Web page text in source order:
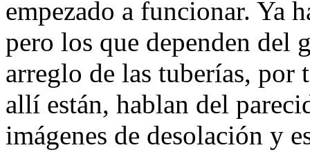
empezado a funcionar. Ya
pero los que dependen del
arreglo de las tuberías, por
allí están, hablan del
imágenes de desolación y